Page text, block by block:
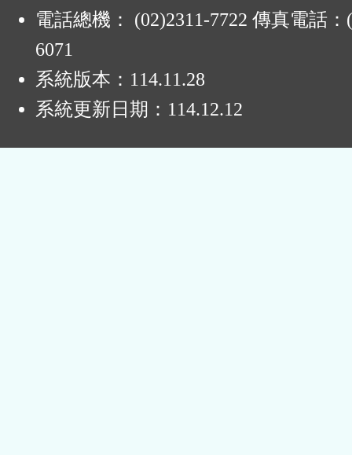
電話總機： (02)2311-7722 傳真電話：
6071
系統版本： 114.11.28
系統更新日期： 114.12.12